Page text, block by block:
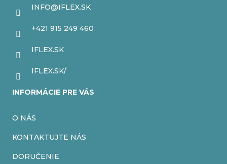
INFO@IFLEX.SK
+421 915 249 460
IFLEX.SK
IFLEX.SK/
INFORMÁCIE PRE VÁS
O NÁS
KONTAKTUJTE NÁS
DORUČENIE